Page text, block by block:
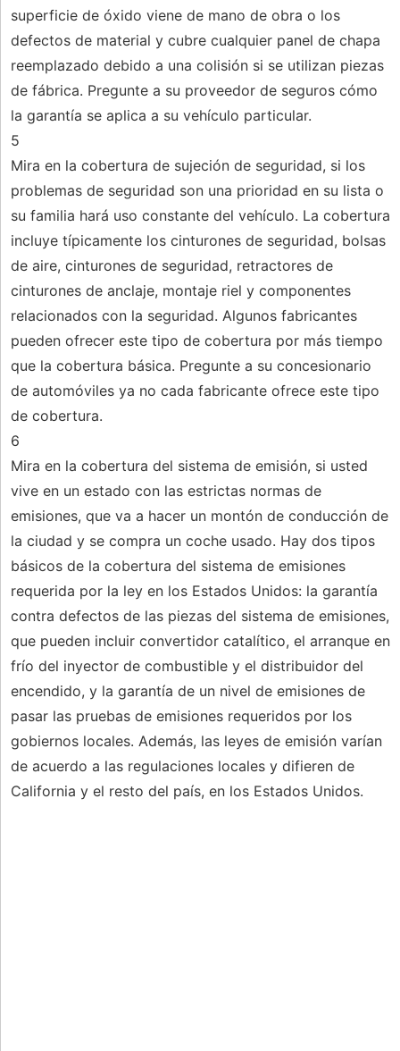
superficie de óxido viene de mano de obra o los
defectos de material y cubre cualquier panel de chapa
reemplazado debido a una colisión si se utilizan piezas
de fábrica. Pregunte a su proveedor de seguros cómo
la garantía se aplica a su vehículo particular.
5
Mira en la cobertura de sujeción de seguridad, si los
problemas de seguridad son una prioridad en su lista o
su familia hará uso constante del vehículo. La cobertura
incluye típicamente los cinturones de seguridad, bolsas
de aire, cinturones de seguridad, retractores de
cinturones de anclaje, montaje riel y componentes
relacionados con la seguridad. Algunos fabricantes
pueden ofrecer este tipo de cobertura por más tiempo
que la cobertura básica. Pregunte a su concesionario
de automóviles ya no cada fabricante ofrece este tipo
de cobertura.
6
Mira en la cobertura del sistema de emisión, si usted
vive en un estado con las estrictas normas de
emisiones, que va a hacer un montón de conducción de
la ciudad y se compra un coche usado. Hay dos tipos
básicos de la cobertura del sistema de emisiones
requerida por la ley en los Estados Unidos: la garantía
contra defectos de las piezas del sistema de emisiones,
que pueden incluir convertidor catalítico, el arranque en
frío del inyector de combustible y el distribuidor del
encendido, y la garantía de un nivel de emisiones de
pasar las pruebas de emisiones requeridos por los
gobiernos locales. Además, las leyes de emisión varían
de acuerdo a las regulaciones locales y difieren de
California y el resto del país, en los Estados Unidos.